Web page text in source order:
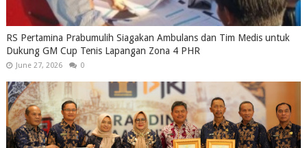
RS Pertamina Prabumulih Siagakan Ambulans dan Tim Medis untuk
Dukung GM Cup Tenis Lapangan Zona 4 PHR
June 27, 2026 0